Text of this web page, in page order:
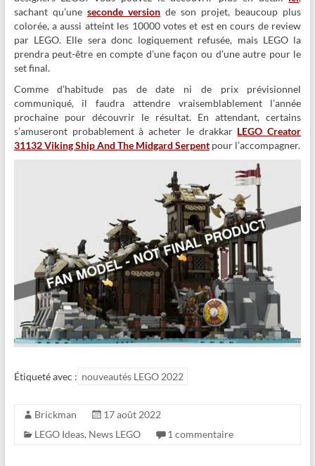
sachant qu’une seconde versionde son projet, beaucoup plus
colorée, a aussi atteint les 10000 votes et est en cours de review
par LEGO. Elle sera donc logiquement refusée, mais LEGO la
prendra peut-être en compte d’une façon ou d’une autre pour le
set final.
Comme d’habitude pas de date ni de prix prévisionnel
communiqué, il faudra attendre vraisemblablement l’année
prochaine pour découvrir le résultat. En attendant, certains
s’amuseront probablement à acheter le drakkar LEGO Creator
31132 Viking Ship And The Midgard Serpentpour l’accompagner.
Étiqueté avec : nouveautés LEGO 2022
Brickman
17 août 2022
LEGO Ideas, News LEGO 1 commentaire